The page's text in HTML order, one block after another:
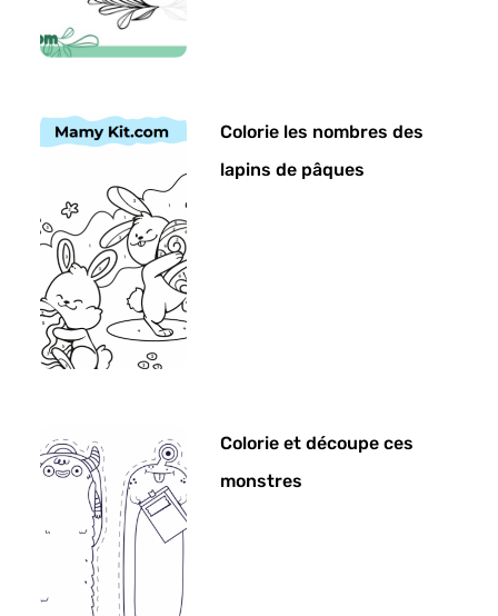
Colorie les nombres des
lapins de pâques
Colorie et découpe ces
monstres